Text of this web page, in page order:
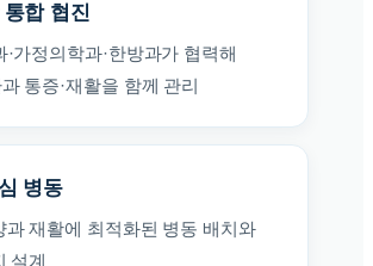
통합 협진
·가정의학과·한방과가 협력해
통증·재활을 함께 관리
병동
과 재활에 최적화된 병동 배치와
설계